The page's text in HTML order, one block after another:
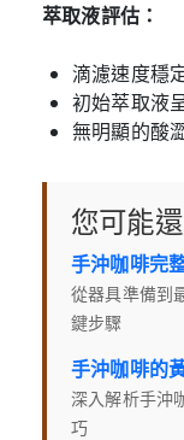
萃取液評估：
滴濾速度穩
初始萃取液
無明顯的酸
您可能
手沖咖啡完
從器具準備到
鍵步驟
手沖咖啡的
深入解析手沖
巧